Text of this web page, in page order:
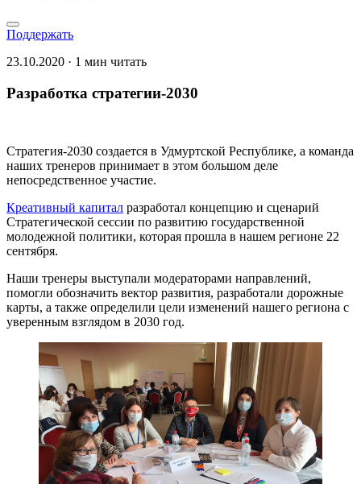
Поддержать
23.10.2020 · 1 мин читать
Разработка стратегии-2030
Стратегия-2030 создается в Удмуртской Республике, а команда
наших тренеров принимает в этом большом деле
непосредственное участие.
Креативный капитал разработал концепцию и сценарий
Стратегической сессии по развитию государственной
молодежной политики, которая прошла в нашем регионе 22
сентября.
Наши тренеры выступали модераторами направлений,
помогли обозначить вектор развития, разработали дорожные
карты, а также определили цели изменений нашего региона с
уверенным взглядом в 2030 год.